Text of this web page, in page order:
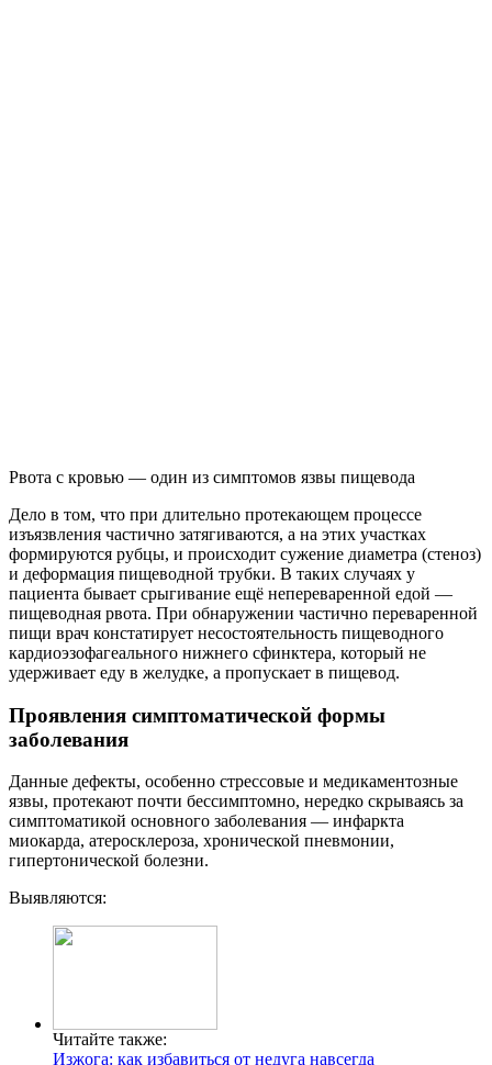
Рвота с кровью — один из симптомов язвы пищевода
Дело в том, что при длительно протекающем процессе
изъязвления частично затягиваются, а на этих участках
формируются рубцы, и происходит сужение диаметра (стеноз)
и деформация пищеводной трубки. В таких случаях у
пациента бывает срыгивание ещё непереваренной едой —
пищеводная рвота. При обнаружении частично переваренной
пищи врач констатирует несостоятельность пищеводного
кардиоэзофагеального нижнего сфинктера, который не
удерживает еду в желудке, а пропускает в пищевод.
Проявления симптоматической формы
заболевания
Данные дефекты, особенно стрессовые и медикаментозные
язвы, протекают почти бессимптомно, нередко скрываясь за
симптоматикой основного заболевания — инфаркта
миокарда, атеросклероза, хронической пневмонии,
гипертонической болезни.
Выявляются:
Читайте также:
Изжога: как избавиться от недуга навсегда